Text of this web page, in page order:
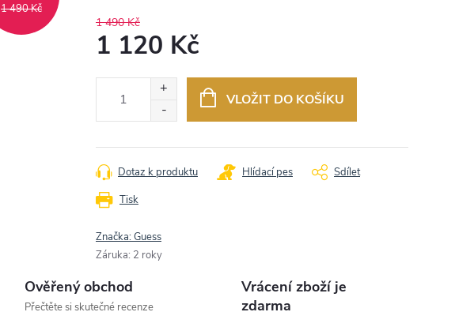
1 490 Kč
1 490 Kč
1 120 Kč
VLOŽIT DO KOŠÍKU
Tisk
Dotaz k produktu Hlídací pes Sdílet
Značka:Guess
Záruka: 2 roky
Ověřený obchod
Přečtěte si skutečné recenze
Vrácení zboží je
zdarma